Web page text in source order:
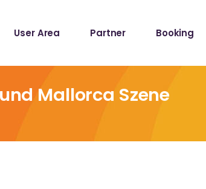
User Area Partner Booking
Mallorca Szene